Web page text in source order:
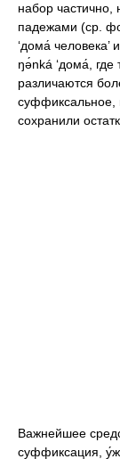
набор
падежами (ср.
‘дома́ человека’
ŋə́nká ‘дома́, где
различаются
суффиксальное,
сохранили
Важнейшее
суффиксация,